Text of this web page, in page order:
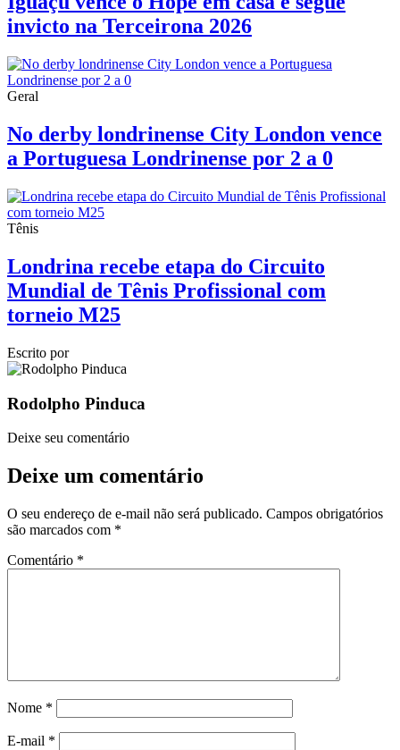
invicto na Terceirona 2026
Geral
No derby londrinense City London vence
a Portuguesa Londrinense por 2 a 0
Tênis
Londrina recebe etapa do Circuito
Mundial de Tênis Profissional com
torneio M25
Escrito por
Rodolpho Pinduca
Deixe seu comentário
Deixe um comentário
O seu endereço de e-mail não será publicado. Campos obrigatórios
são marcados com *
Comentário *
Nome *
E-mail *